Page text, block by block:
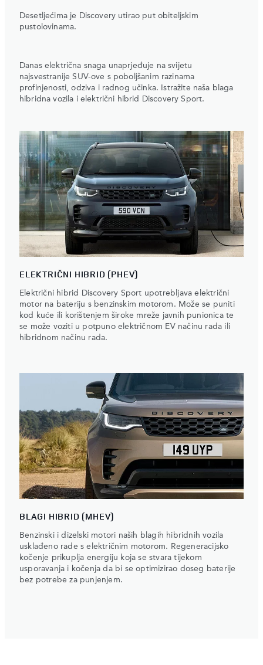
Desetljećima je Discovery utirao put obiteljskim
pustolovinama.
Danas električna snaga unaprjeđuje na svijetu
najsvestranije SUV-ove s poboljšanim razinama
profinjenosti, odziva i radnog učinka. Istražite naša blaga
hibridna vozila i električni hibrid Discovery Sport.
ELEKTRIČNI HIBRID (PHEV)
Električni hibrid Discovery Sport upotrebljava električni
motor na bateriju s benzinskim motorom. Može se puniti
kod kuće ili korištenjem široke mreže javnih punionica te
se može voziti u potpuno električnom EV načinu rada ili
hibridnom načinu rada.
BLAGI HIBRID (MHEV)
Benzinski i dizelski motori naših blagih hibridnih vozila
usklađeno rade s električnim motorom. Regeneracijsko
kočenje prikuplja energiju koja se stvara tijekom
usporavanja i kočenja da bi se optimizirao doseg baterije
bez potrebe za punjenjem.